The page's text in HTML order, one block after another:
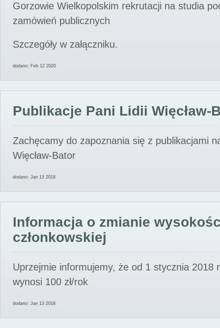
Gorzowie Wielkopolskim rekrutacji na studia
zamówień publicznych
Szczegóły w załączniku.
dodano: Feb 12 2020
Publikacje Pani Lidii Więcław-
Zachęcamy do zapoznania się z publikacjami
Więcław-Bator
dodano: Jan 13 2018
Informacja o zmianie
członkowskiej
Uprzejmie informujemy, że od 1 stycznia 2018
wynosi 100 zł/rok
dodano: Jan 13 2018